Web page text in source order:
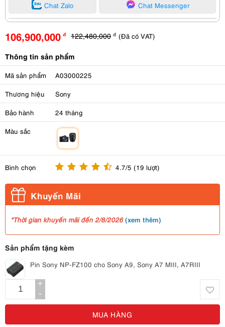
Chat Zalo Chat Messenger
106,900,000 đ 122,480,000 đ (Đã có VAT)
Thông tin sản phẩm
Mã sản phẩm A03000225
Thương hiệu Sony
Bảo hành 24 tháng
Màu sắc
Bình chọn 4.7/5 (19 lượt)
Khuyến Mãi
*Thời gian khuyến mãi đến 2/8/2026 (xem thêm)
Sản phẩm tặng kèm
Pin Sony NP-FZ100 cho Sony A9, Sony A7 MIII, A7RIII
+
-
MUA HÀNG